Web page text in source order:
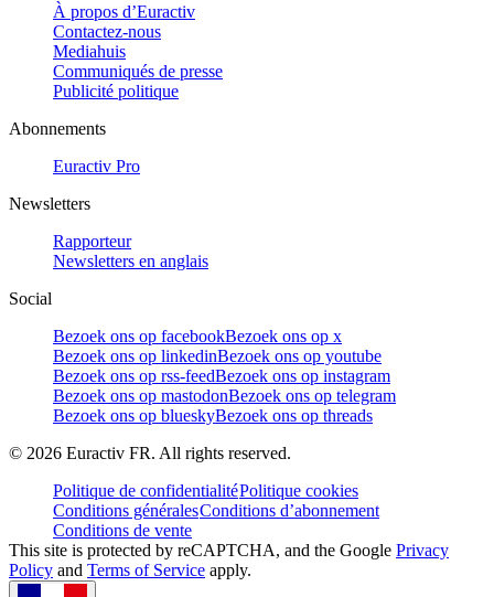
À propos d’Euractiv
Contactez-nous
Mediahuis
Communiqués de presse
Publicité politique
Abonnements
Euractiv Pro
Newsletters
Rapporteur
Newsletters en anglais
Social
Bezoek ons op facebookBezoek ons op x
Bezoek ons op linkedinBezoek ons op youtube
Bezoek ons op rss-feedBezoek ons op instagram
Bezoek ons op mastodonBezoek ons op telegram
Bezoek ons op blueskyBezoek ons op threads
© 2026 Euractiv FR. All rights reserved.
Politique de confidentialitéPolitique cookies
Conditions généralesConditions d’abonnement
Conditions de vente
This site is protected by reCAPTCHA, and the Google Privacy
Policy and Terms of Service apply.